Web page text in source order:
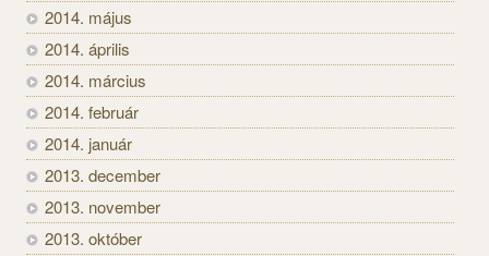
2014. május
2014. április
2014. március
2014. február
2014. január
2013. december
2013. november
2013. október